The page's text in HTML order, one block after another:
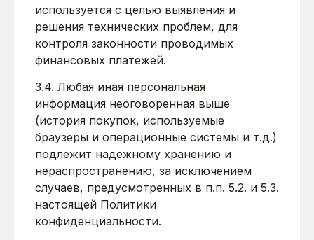
используется с целью выявления и
решения технических проблем, для
контроля законности проводимых
финансовых платежей.
3.4. Любая иная персональная
информация неоговоренная выше
(история покупок, используемые
браузеры и операционные системы и т.д.)
подлежит надежному хранению и
нераспространению, за исключением
случаев, предусмотренных в п.п. 5.2. и 5.3.
настоящей Политики
конфиденциальности.